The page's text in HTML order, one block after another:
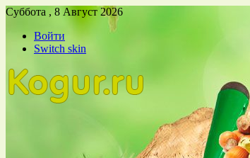
Суббота , 8 Август 2026
Войти
Switch skin